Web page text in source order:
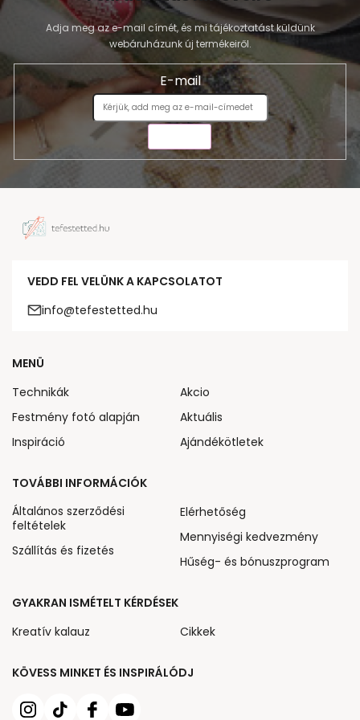
Adja meg az e-mail címét, és mi tájékoztatást küldünk
webáruházunk új termékeiről.
E-mail
VEDD FEL VELÜNK A KAPCSOLATOT
info@tefestetted.hu
KÖVESS MINKET ÉS INSPIRÁLÓDJ
MENÜ
Technikák
Festmény fotó alapján
Inspiráció
Akcio
Aktuális
Ajándékötletek
TOVÁBBI INFORMÁCIÓK
Általános szerződési
feltételek
Szállítás és fizetés
Elérhetőség
Mennyiségi kedvezmény
Hűség- és bónuszprogram
GYAKRAN ISMÉTELT KÉRDÉSEK
Kreatív kalauz
Cikkek